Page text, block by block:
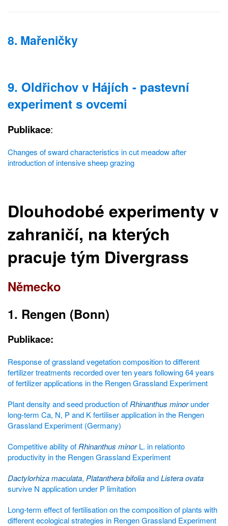
8. Mařeničky
9. Oldřichov v Hájích - pastevní
experiment s ovcemi
Publikace:
Changes of sward characteristics in cut meadow after
introduction of intensive sheep grazing
Dlouhodobé experimenty v
zahraničí, na kterých
pracuje tým Divergrass
Německo
1. Rengen (Bonn)
Publikace:
Response of grassland vegetation composition to different
fertilizer treatments recorded over ten years following 64 years
of fertilizer applications in the Rengen Grassland Experiment
Plant density and seed production of Rhinanthus minorunder
long-term Ca, N, P and K fertiliser application in the Rengen
Grassland Experiment (Germany)
Competitive ability of Rhinanthus minorL. in relationto
productivity in the Rengen Grassland Experiment
Dactylorhiza maculata, Platanthera bifoliaandListera ovata
survive N application under P limitation
Long-term effect of fertilisation on the composition of plants with
different ecological strategies in Rengen Grassland Experiment